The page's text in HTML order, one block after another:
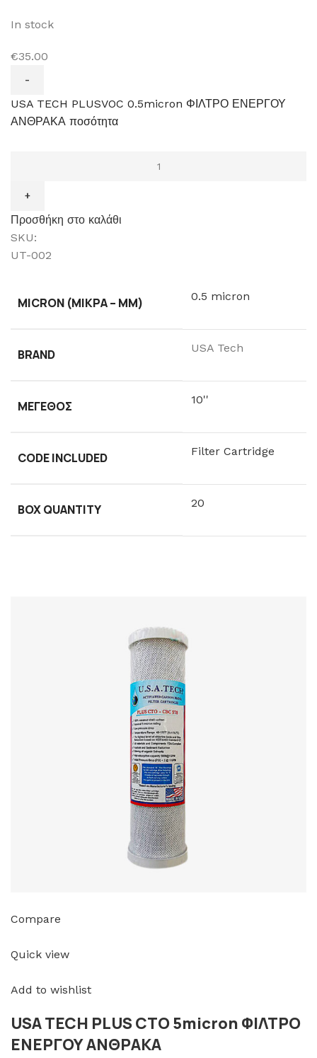
In stock
€35.00
USA TECH PLUSVOC 0.5micron ΦΙΛΤΡΟ ΕΝΕΡΓΟΥ
ΑΝΘΡΑΚΑ ποσότητα
Προσθήκη στο καλάθι
SKU:
UT-002
MICRON (ΜΙΚΡΆ – ΜM) 0.5 micron
BRAND USA Tech
ΜΈΓΕΘΟΣ 10''
CODE INCLUDED Filter Cartridge
BOX QUANTITY 20
Compare
Quick view
Add to wishlist
USA TECH PLUS CTO 5micron ΦΙΛΤΡΟ
ΕΝΕΡΓΟΥ ΑΝΘΡΑΚΑ